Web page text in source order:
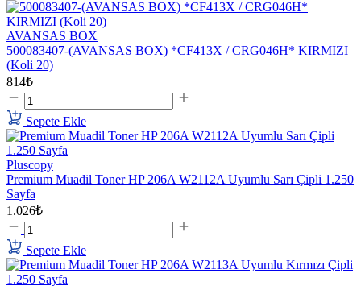
AVANSAS BOX
500083407-(AVANSAS BOX) *CF413X / CRG046H* KIRMIZI
(Koli 20)
814₺
Sepete Ekle
Pluscopy
Premium Muadil Toner HP 206A W2112A Uyumlu Sarı Çipli 1.250
Sayfa
1.026₺
Sepete Ekle